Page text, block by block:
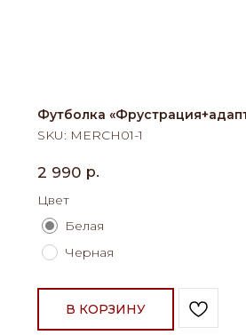
Футболка
SKU: MERCH01-1
2 990 р.
Цвет
Белая
Черная
В КОРЗИНУ